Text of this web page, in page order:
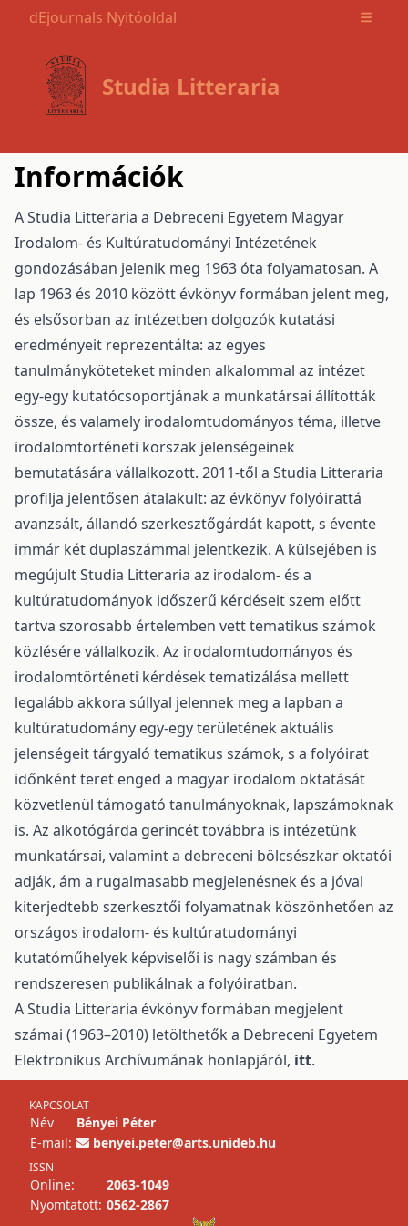
dEjournals Nyitóoldal Open
Studia Litteraria
Információk
A Studia Litteraria a Debreceni Egyetem Magyar
Irodalom- és Kultúratudományi Intézetének
gondozásában jelenik meg 1963 óta folyamatosan. A
lap 1963 és 2010 között évkönyv formában jelent meg,
és elsősorban az intézetben dolgozók kutatási
eredményeit reprezentálta: az egyes
tanulmányköteteket minden alkalommal az intézet
egy-egy kutatócsoportjának a munkatársai állították
össze, és valamely irodalomtudományos téma, illetve
irodalomtörténeti korszak jelenségeinek
bemutatására vállalkozott. 2011-től a Studia Litteraria
profilja jelentősen átalakult: az évkönyv folyóirattá
avanzsált, állandó szerkesztőgárdát kapott, s évente
immár két duplaszámmal jelentkezik. A külsejében is
megújult Studia Litteraria az irodalom- és a
kultúratudományok időszerű kérdéseit szem előtt
tartva szorosabb értelemben vett tematikus számok
közlésére vállalkozik. Az irodalomtudományos és
irodalomtörténeti kérdések tematizálása mellett
legalább akkora súllyal jelennek meg a lapban a
kultúratudomány egy-egy területének aktuális
jelenségeit tárgyaló tematikus számok, s a folyóirat
időnként teret enged a magyar irodalom oktatását
közvetlenül támogató tanulmányoknak, lapszámoknak
is. Az alkotógárda gerincét továbbra is intézetünk
munkatársai, valamint a debreceni bölcsészkar oktatói
adják, ám a rugalmasabb megjelenésnek és a jóval
kiterjedtebb szerkesztői folyamatnak köszönhetően az
országos irodalom- és kultúratudományi
kutatóműhelyek képviselői is nagy számban és
rendszeresen publikálnak a folyóiratban.
A Studia Litteraria évkönyv formában megjelent
számai (1963–2010) letölthetők a Debreceni Egyetem
Elektronikus Archívumának honlapjáról, itt.
KAPCSOLAT
Név
Bényei Péter
E-mail:
benyei.peter@arts.unideb.hu
ISSN
Online:
2063-1049
Nyomtatott: 0562-2867